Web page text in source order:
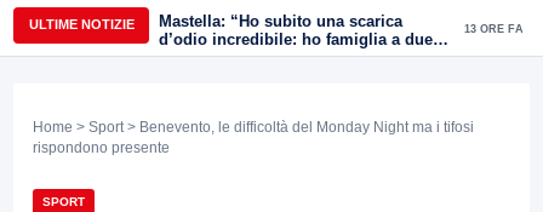
ULTIME NOTIZIE
Mastella: “Ho subito una scarica
d’odio incredibile: ho famiglia a due
passi dal Calore”
13 ORE FA
Home > Sport > Benevento, le difficoltà del Monday Night ma i tifosi
rispondono presente
SPORT